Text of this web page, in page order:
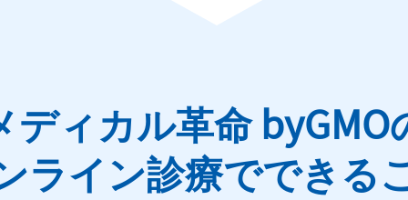
ディカル革命 byGMO
ライン診療でできる